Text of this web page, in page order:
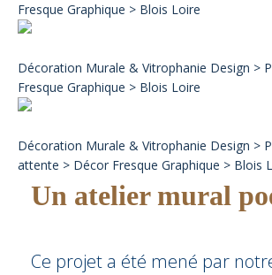
Fresque Graphique > Blois Loire
Décoration Murale & Vitrophanie Design >
Fresque Graphique > Blois Loire
Décoration Murale & Vitrophanie Design >
attente > Décor Fresque Graphique > Blois
Un atelier mural
Ce projet a été mené par